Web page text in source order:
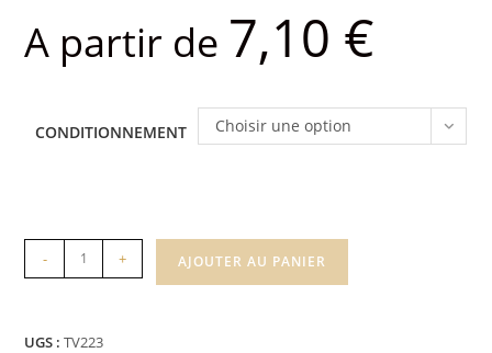
A partir de 7,10 €
CONDITIONNEMENT Choisir une option
quantité
de
floral
- + AJOUTER AU PANIER
UGS :TV223